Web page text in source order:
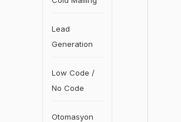
Lead
Generation
Low Code /
No Code
Otomasyon